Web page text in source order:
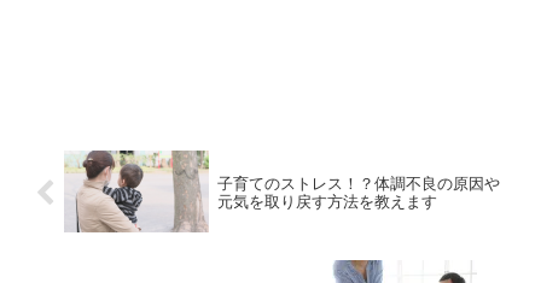
子育てのストレス！？体調不良の原因や
元気を取り戻す方法を教えます